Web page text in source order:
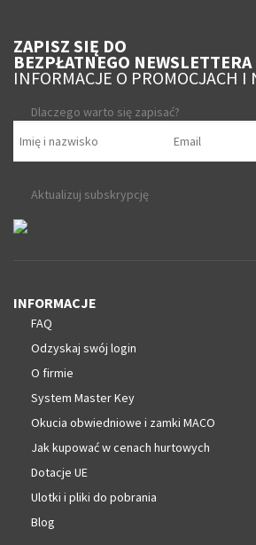
ZAPISZ SIĘ DO
BEZPŁATNEGO NEWSLETTERA
INFORMACJE O PROMOCJACH I
Dlaczego warto się zapisać?
Aktualizuj subskrypcję
INFORMACJE
FAQ
Odzyskaj swój login
O firmie
System Master Key
Okucia obwiedniowe i zamki MACO
Jak kupować w cenach hurtowych
Dotacje UE
Ulotki i pliki do pobrania
Blog